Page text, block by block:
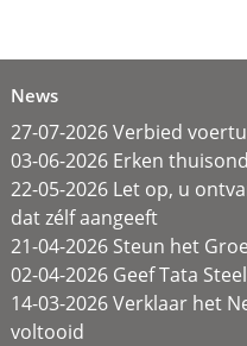
News
27-07-2026 Verbied
03-06-2026 Erken
22-05-2026 Let op, u
dat zélf aangeeft
21-04-2026 Steun het
02-04-2026 Geef Tata
14-03-2026 Verklaar het
voltooid